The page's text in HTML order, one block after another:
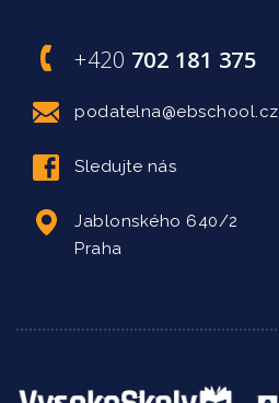
+420 702 181 375
podatelna@ebschool.cz
Sledujte nás
Jablonského 640/2
Praha